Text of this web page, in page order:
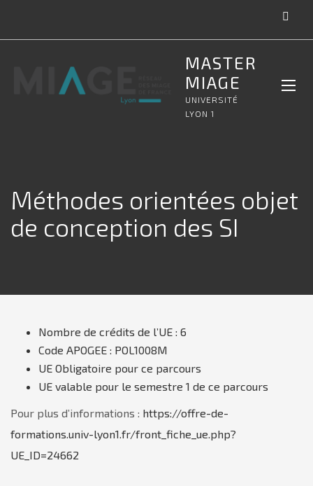
MASTER
MIAGE
UNIVERSITÉ
LYON 1
Méthodes orientées objet
de conception des SI
Nombre de crédits de l’UE : 6
Code APOGEE : POL1008M
UE Obligatoire pour ce parcours
UE valable pour le semestre 1 de ce parcours
Pour plus d’informations : https://offre-de-
formations.univ-lyon1.fr/front_fiche_ue.php?
UE_ID=24662